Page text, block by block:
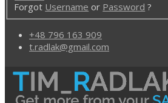
Forgot Username or Password ?
+48 796 163 909
t.radlak@gmail.com